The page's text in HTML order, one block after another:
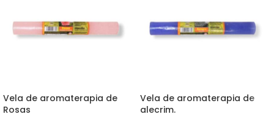
Vela de aromaterapia de
Rosas
Vela de aromaterapia de
alecrim.